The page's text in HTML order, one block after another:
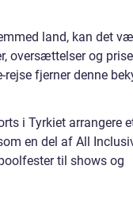
land, kan det
oversættelser og
fjerner denne
i Tyrkiet arrangere
en del af All
til shows og